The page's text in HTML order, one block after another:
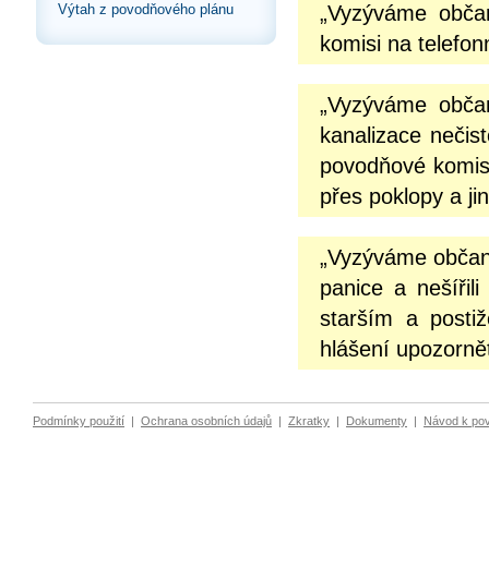
Výtah z povodňového plánu
„Vyzýváme
komisi na
„Vyzýváme
kanalizace
povodňové
přes poklopy a
„Vyzýváme
panice a nešířili
starším a
hlášení
Podmínky použití Ochrana osobních údajů Zkratky Dokumenty Návod k